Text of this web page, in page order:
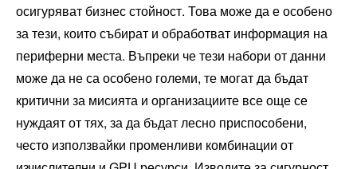
осигуряват бизнес стойност. Това може да е особено
за тези, които събират и обработват информация на
периферни места. Въпреки че тези набори от данни
може да не са особено големи, те могат да бъдат
критични за мисията и организациите все още се
нуждаят от тях, за да бъдат лесно приспособени,
често използвайки променливи комбинации от